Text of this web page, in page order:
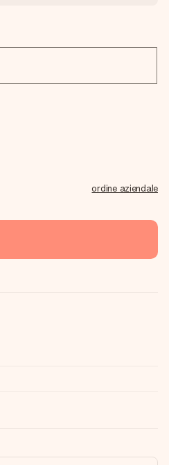
ordine aziendale